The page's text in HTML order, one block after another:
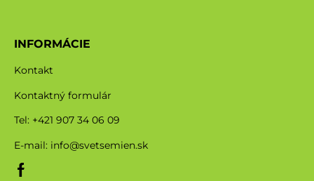
INFORMÁCIE
Kontakt
Kontaktný formulár
Tel: +421 907 34 06 09
E-mail: info@svetsemien.sk